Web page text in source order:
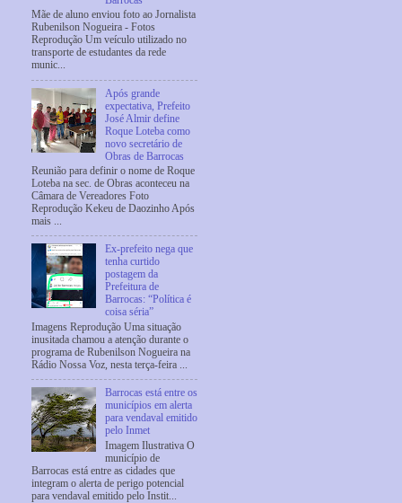
Mãe de aluno enviou foto ao Jornalista
Rubenilson Nogueira - Fotos
Reprodução Um veículo utilizado no
transporte de estudantes da rede
munic...
Após grande
expectativa, Prefeito
José Almir define
Roque Loteba como
novo secretário de
Obras de Barrocas
Reunião para definir o nome de Roque
Loteba na sec. de Obras aconteceu na
Câmara de Vereadores Foto
Reprodução Kekeu de Daozinho Após
mais ...
Ex-prefeito nega que
tenha curtido
postagem da
Prefeitura de
Barrocas: “Política é
coisa séria”
Imagens Reprodução Uma situação
inusitada chamou a atenção durante o
programa de Rubenilson Nogueira na
Rádio Nossa Voz, nesta terça-feira ...
Barrocas está entre os
municípios em alerta
para vendaval emitido
pelo Inmet
Imagem Ilustrativa O
município de
Barrocas está entre as cidades que
integram o alerta de perigo potencial
para vendaval emitido pelo Instit...